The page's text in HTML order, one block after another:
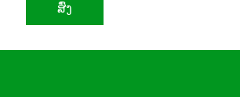
ສົ່ງ